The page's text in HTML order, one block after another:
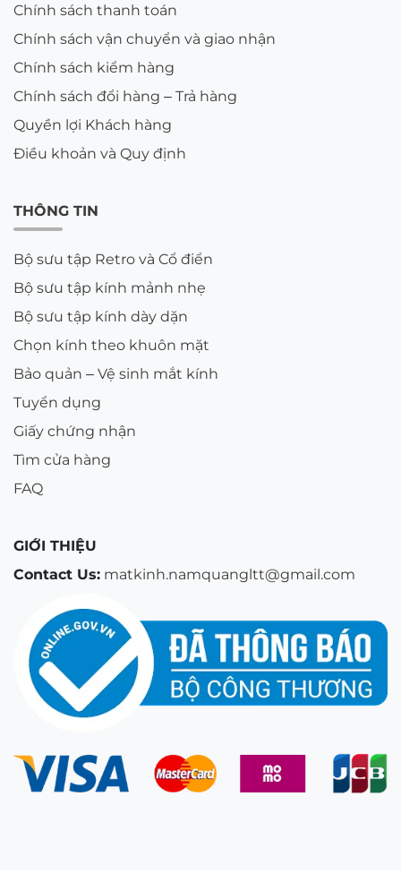
Chính sách thanh toán
Chính sách vận chuyển và giao nhận
Chính sách kiểm hàng
Chính sách đổi hàng – Trả hàng
Quyền lợi Khách hàng
Điều khoản và Quy định
THÔNG TIN
Bộ sưu tập Retro và Cổ điển
Bộ sưu tập kính mảnh nhẹ
Bộ sưu tập kính dày dặn
Chọn kính theo khuôn mặt
Bảo quản – Vệ sinh mắt kính
Tuyển dụng
Giấy chứng nhận
Tìm cửa hàng
FAQ
GIỚI THIỆU
Contact Us: matkinh.namquangltt@gmail.com